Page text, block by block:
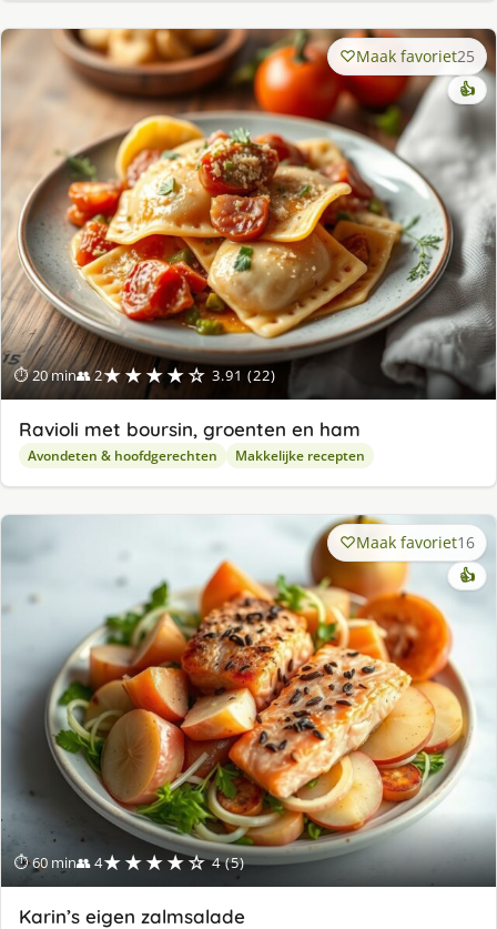
⏱ 20 min👥 2★★★★☆ 3.91 (22)
Maak favoriet25
👍
Ravioli met boursin, groenten en ham
Avondeten & hoofdgerechten Makkelijke recepten
⏱ 60 min👥 4★★★★☆ 4 (5)
Maak favoriet16
👍
Karin’s eigen zalmsalade